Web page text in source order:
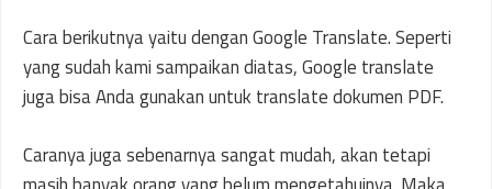
Cara berikutnya yaitu dengan Google Translate. Seperti
yang sudah kami sampaikan diatas, Google translate
juga bisa Anda gunakan untuk translate dokumen PDF.
Caranya juga sebenarnya sangat mudah, akan tetapi